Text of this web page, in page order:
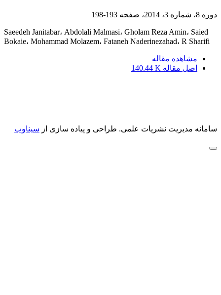
دوره 8، شماره 3، 2014، صفحه 193-198
Saeedeh Janitabar، Abdolali Malmasi، Gholam Reza Amin، Saied
Bokaie، Mohammad Molazem، Fataneh Naderinezahad، R Sharifi
مشاهده مقاله
اصل مقاله 140.44 K
سامانه مدیریت نشریات علمی. طراحی و پیاده سازی از سیناوب